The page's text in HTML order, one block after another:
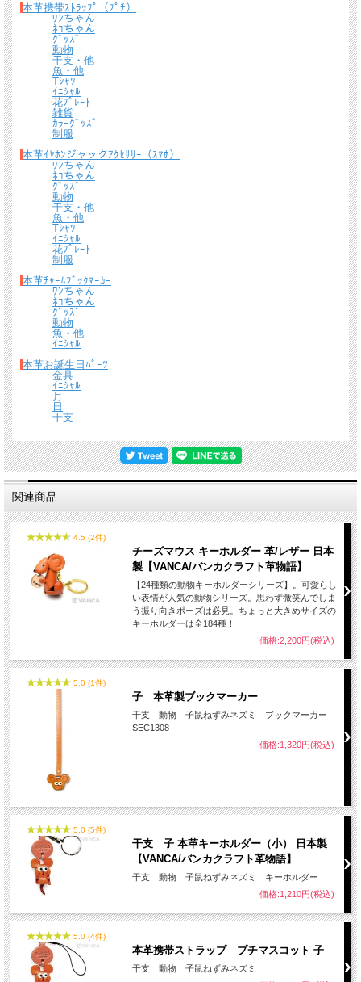
裏面は、誤作動防止のためカード１枚でピッタリな仕様になっておりますので、逆
電車など交通機関の乗車カードしては関東・仙台エリアのSuica、地下鉄・私鉄な
どのPasmo、関西エリアのIcoca、東海エリアのToica、北海道エリアのKitaca等沢
山あり、そのすべて統一のサイズとなっております。またコンビニや自動販売機で
も使えたり、学生証・社員証と、電子マネーカード（ICカード）の併用できる物な
ど用途も幅広くなっています。
立体的かつユニークなデザインで多くの皆様にご利用いただいております。 また
高級感があり、贈り物にも大変人気です。
名入れについて
全商品無料で焼きペンで名入れいたします。
（注意！）
・漢字不可、ひらがな・カタカナ・英数字で6文字まで
・メガネ小物スタンドのみ15文字まで
・ご注文後の名入れの追加・変更、また返品は不可
詳しくはこちらから
手描きで革を焦がしながら名入れをするため文字は均一なものにならず、焦げた部
分は少し凹凸ができます。あなただけの革小物に。
本革携帯ｽﾄﾗｯﾌﾟ（ﾌﾟﾁ）
ﾜﾝちゃん
ﾈｺちゃん
ｸﾞｯｽﾞ
動物
干支・他
魚・他
Tｼｬﾂ
ｲﾆｼｬﾙ
花ﾌﾟﾚｰﾄ
雑貨
ｶﾗｰｸﾞｯｽﾞ
制服
本革ｲﾔﾎﾝジャックｱｸｾｻﾘｰ（ｽﾏﾎ）
ﾜﾝちゃん
ﾈｺちゃん
ｸﾞｯｽﾞ
動物
干支・他
魚・他
Tｼｬﾂ
ｲﾆｼｬﾙ
花ﾌﾟﾚｰﾄ
制服
本革ﾁｬｰﾑﾌﾞｯｸﾏｰｶｰ
ﾜﾝちゃん
ﾈｺちゃん
ｸﾞｯｽﾞ
動物
魚・他
ｲﾆｼｬﾙ
本革お誕生日ﾊﾟｰﾂ
金具
ｲﾆｼｬﾙ
月
日
干支
関連商品
4.5 (2件)
チーズマウス キーホルダー 革/レザー 日本
製【VANCA/バンカクラフト革物語】
【24種類の動物キーホルダーシリーズ】。可愛らし
い表情が人気の動物シリーズ。思わず微笑んでしま
う振り向きポーズは必見。ちょっと大きめサイズの
キーホルダーは全184種！
価格:2,200円(税込)
5.0 (1件)
子 本革製ブックマーカー
干支 動物 子鼠ねずみネズミ ブックマーカー
SEC1308
価格:1,320円(税込)
5.0 (5件)
干支 子 本革キーホルダー（小） 日本製
【VANCA/バンカクラフト革物語】
干支 動物 子鼠ねずみネズミ キーホルダー
価格:1,210円(税込)
5.0 (4件)
本革携帯ストラップ プチマスコット 子
干支 動物 子鼠ねずみネズミ